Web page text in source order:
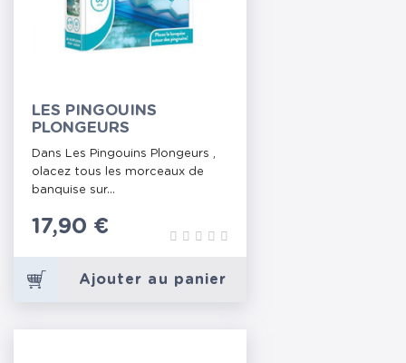
LES PINGOUINS
PLONGEURS
Dans Les Pingouins Plongeurs ,
olacez tous les morceaux de
banquise sur...
Prix
17,90 €
Ajouter au panier